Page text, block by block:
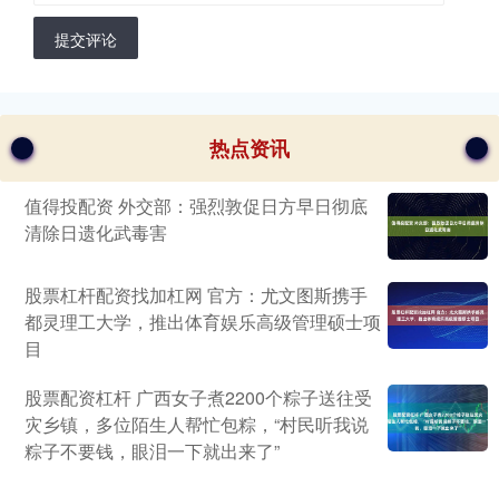
提交评论
热点资讯
值得投配资 外交部：强烈敦促日方早日彻底
清除日遗化武毒害
股票杠杆配资找加杠网 官方：尤文图斯携手
都灵理工大学，推出体育娱乐高级管理硕士项
目
股票配资杠杆 广西女子煮2200个粽子送往受
灾乡镇，多位陌生人帮忙包粽，“村民听我说
粽子不要钱，眼泪一下就出来了”